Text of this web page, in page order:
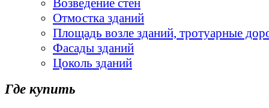
Отмостка зданий
Площадь возле зданий, тротуарные
Фасады зданий
Цоколь зданий
Где купить